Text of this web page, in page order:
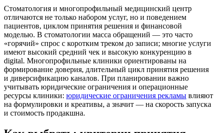
Стоматология и многопрофильный медицинский центр
отличаются не только набором услуг, но и поведением
пациентов, циклом принятия решения и финансовой
моделью. В стоматологии масса обращений — это часто
«горячий» спрос с коротким треком до записи; многие услуги
имеют высокий средний чек и высокую конкуренцию в
digital. Многопрофильные клиники ориентированы на
формирование доверия, длительный цикл принятия решения
и диверсификацию каналов. При планировании важно
учитывать юридические ограничения и операционные
ресурсы клиники: юридические ограничения рекламы влияют
на формулировки и креативы, а значит — на скорость запуска
и стоимость продакшна.